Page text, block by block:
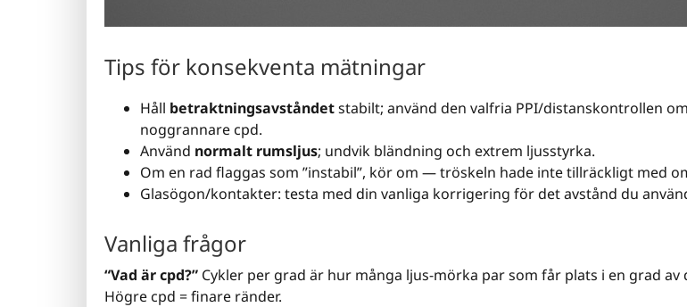
Tips för konsekventa mätningar
Håll betraktningsavståndetstabilt; använd den valfria PPI/distanskontrollen
noggrannare cpd.
Använd normalt rumsljus; undvik bländning och extrem ljusstyrka.
Om en rad flaggas som ”instabil”, kör om — tröskeln hade inte tillräckligt med
Glasögon/kontakter: testa med din vanliga korrigering för det avstånd du
Vanliga frågor
“Vad är cpd?” Cykler per grad är hur många ljus-mörka par som får plats i en grad av
Högre cpd = finare ränder.